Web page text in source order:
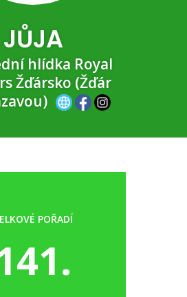
JŮJA
hlídka Royal
Žďársko (Žďár
POŘADÍ